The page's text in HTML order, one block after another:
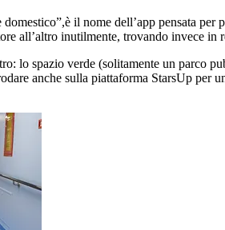
il nome dell’app pensata
all’altro inutilmente, trovando invece
lo spazio verde (solitamente un parco
anche sulla piattaforma StarsUp per